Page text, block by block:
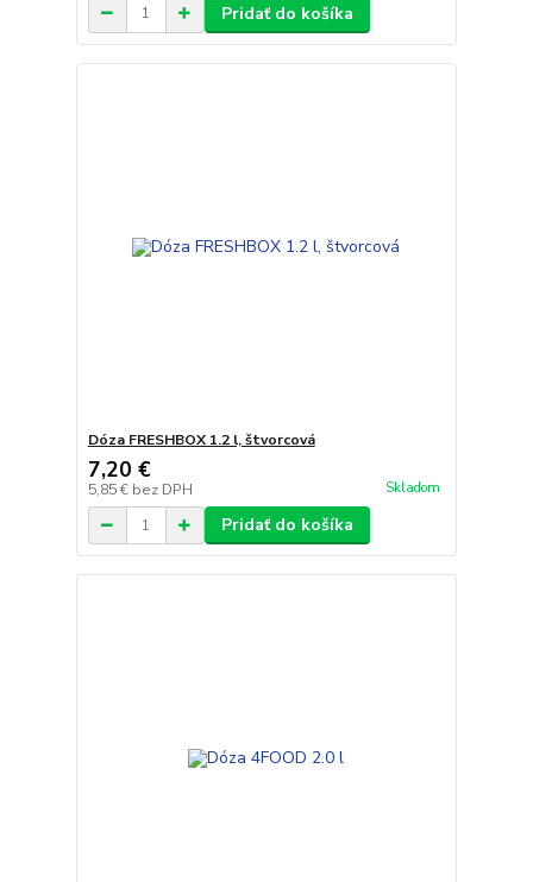
Pridať do košíka
Dóza FRESHBOX 1.2 l, štvorcová
7,20 €
5,85 € bez DPH Skladom
Pridať do košíka